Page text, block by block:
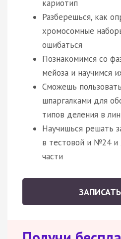
кариотип
Разберешься, как
хромосомные
ошибаться
Познакомимся со
мейоза и научимся
Сможешь
шпаргалками для
типов деления в
Научишься решать
в тестовой и №24 и
части